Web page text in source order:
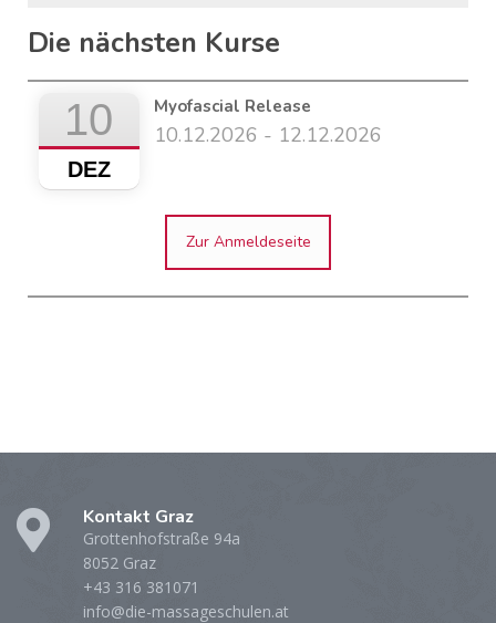
Die nächsten Kurse
10
DEZ
Myofascial Release
10.12.2026 - 12.12.2026
Zur Anmeldeseite
Kontakt Graz
Grottenhofstraße 94a
8052 Graz
+43 316 381071
info@die-massageschulen.at